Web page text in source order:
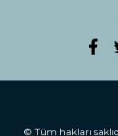
© Tüm hakları